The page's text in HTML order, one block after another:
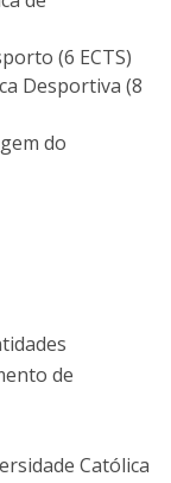
(6 ECTS)
Desportiva (8
do
de
Católica